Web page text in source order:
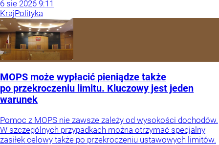
6 sie 2026 9:11
KrajPolityka
MOPS może wypłacić pieniądze także
po przekroczeniu limitu. Kluczowy jest jeden
warunek
Pomoc z MOPS nie zawsze zależy od wysokości dochodów.
W szczególnych przypadkach można otrzymać specjalny
zasiłek celowy także po przekroczeniu ustawowych limitów.